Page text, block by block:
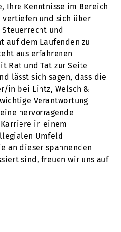
Ihre Kenntnisse im Bereich
vertiefen und sich über
und
auf dem Laufenden zu
aus erfahrenen
Rat und Tat zur Seite
lässt sich sagen, dass die
in bei Lintz, Welsch &
Verantwortung
hervorragende
in einem
Umfeld
an dieser spannenden
sind, freuen wir uns auf